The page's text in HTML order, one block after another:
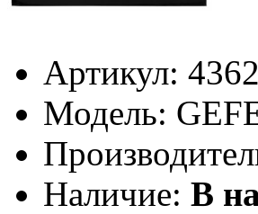
Артикул:
Модель:
Наличие: В